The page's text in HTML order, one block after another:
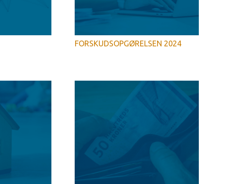
FORSKUDSOPGØRELSEN 2024